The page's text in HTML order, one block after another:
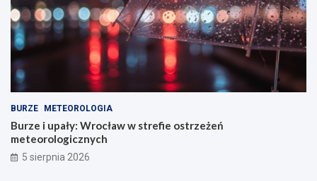
BURZE METEOROLOGIA
Burze i upały: Wrocław w strefie ostrzeżeń
meteorologicznych
5 sierpnia 2026